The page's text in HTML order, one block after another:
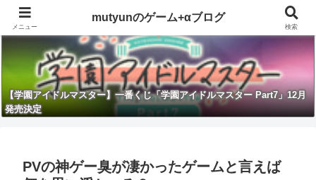
【学園アイドルマスター】一番くじ「学園アイドルマスター Part7」12月
発売決定
PVの神ゲー臭が凄かったゲームと言えば
メニュー
mutyunのゲーム+αブログ
検索